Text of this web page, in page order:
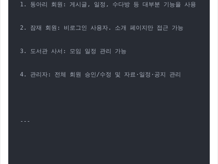
1. 동아리 회원: 게시글, 일정, 수다방 등 대부분 기능을 사용
2. 잠재 회원: 비로그인 사용자. 소개 페이지만 접근 가능
3. 도서관 사서: 모임 일정 관리 가능
4. 관리자: 전체 회원 승인/수정 및 자료·일정·공지 관리
---